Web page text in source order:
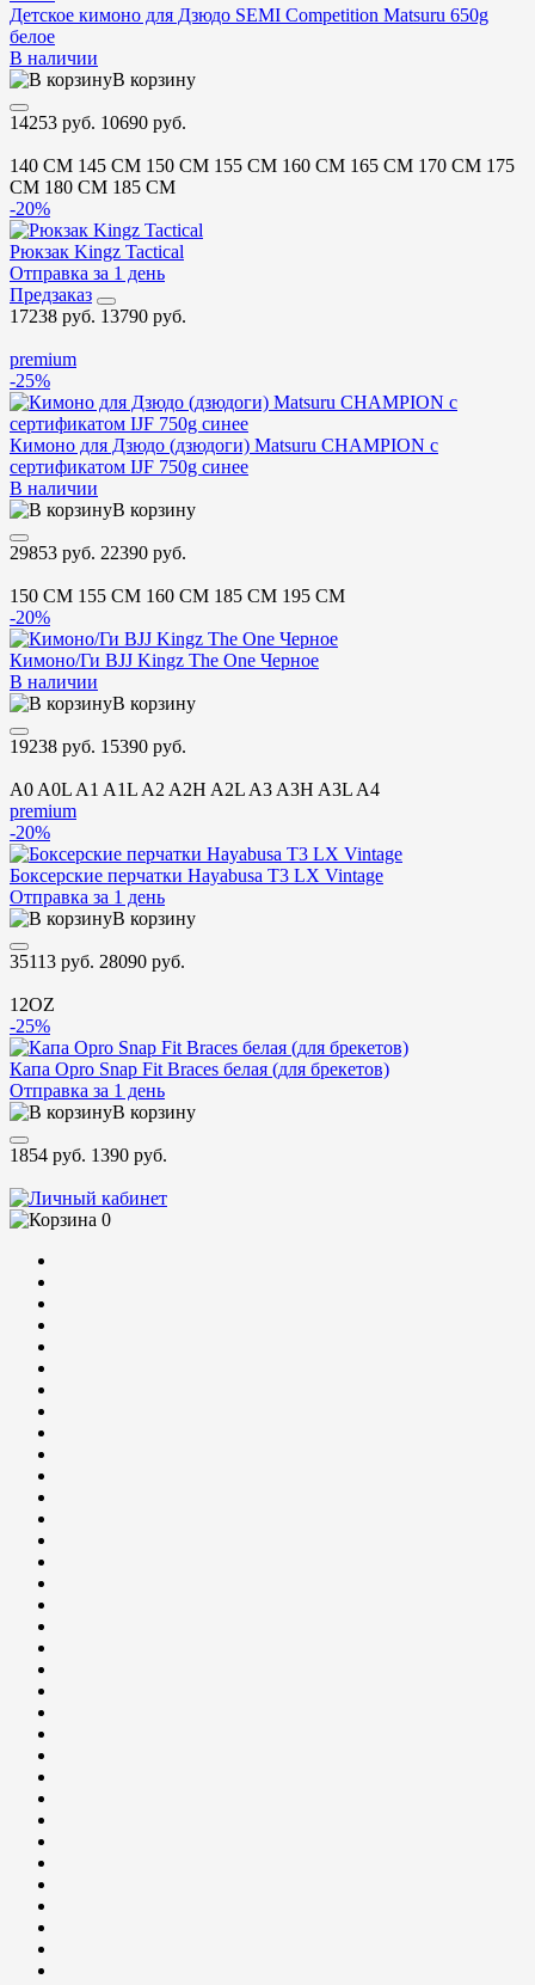
Детское кимоно для Дзюдо SEMI Competition Matsuru 650g
белое
В наличии
В корзину
14253 руб. 10690 руб.
140 CM 145 CM 150 CM 155 CM 160 CM 165 CM 170 CM 175
CM 180 CM 185 CM
-20%
Рюкзак Kingz Tactical
Отправка за 1 день
Предзаказ
17238 руб. 13790 руб.
premium
-25%
Кимоно для Дзюдо (дзюдоги) Matsuru CHAMPION с
сертификатом IJF 750g синее
В наличии
В корзину
29853 руб. 22390 руб.
150 CM 155 CM 160 CM 185 CM 195 CM
-20%
Кимоно/Ги BJJ Kingz The One Черное
В наличии
В корзину
19238 руб. 15390 руб.
A0 A0L A1 A1L A2 A2H A2L A3 A3H A3L A4
premium
-20%
Боксерские перчатки Hayabusa T3 LX Vintage
Отправка за 1 день
В корзину
35113 руб. 28090 руб.
12OZ
-25%
Капа Opro Snap Fit Braces белая (для брекетов)
Отправка за 1 день
В корзину
1854 руб. 1390 руб.
0